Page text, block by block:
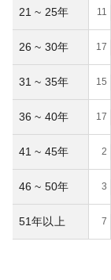
21 ~ 25年 11
26 ~ 30年 17
31 ~ 35年 15
36 ~ 40年 17
41 ~ 45年 2
46 ~ 50年 3
51年以上 7